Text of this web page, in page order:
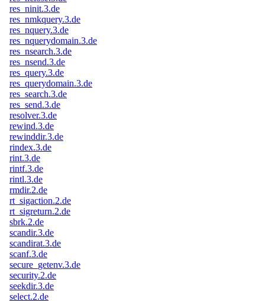
res_ninit.3.de
res_nmkquery.3.de
res_nquery.3.de
res_nquerydomain.3.de
res_nsearch.3.de
res_nsend.3.de
res_query.3.de
res_querydomain.3.de
res_search.3.de
res_send.3.de
resolver.3.de
rewind.3.de
rewinddir.3.de
rindex.3.de
rint.3.de
rintf.3.de
rintl.3.de
rmdir.2.de
rt_sigaction.2.de
rt_sigreturn.2.de
sbrk.2.de
scandir.3.de
scandirat.3.de
scanf.3.de
secure_getenv.3.de
security.2.de
seekdir.3.de
select.2.de